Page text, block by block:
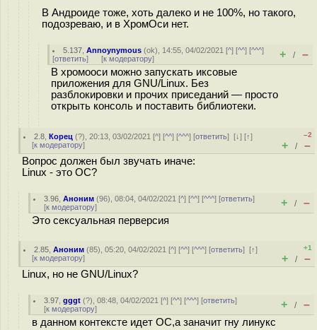
В Андроиде тоже, хоть далеко и не 100%, но такого,
подозреваю, и в ХромОси нет.
5.137 ,Annoynymous (ok), 14:55, 04/02/2021 [^] [^^] [^^^]
[ответить] [к модератору] + / –
В хромооси можно запускать иксовые
приложения для GNU/Linux. Без
разблокировки и прочих приседаний — просто
открыть консоль и поставить библиотеки.
2.8 ,Корец (?), 20:13, 03/02/2021 [^] [^^] [^^^] [ответить][↓] [↑]
[к модератору]
–2
+ / –
Вопрос должен был звучать иначе:
Linux - это ОС?
3.96 ,Аноним (96), 08:04, 04/02/2021 [^] [^^] [^^^] [ответить]
[к модератору] + / –
Это сексуальная перверсия
2.85 ,Аноним (85), 05:20, 04/02/2021 [^] [^^] [^^^] [ответить][↑]
[к модератору]
+1
+ / –
Linux, но не GNU/Linux?
3.97 ,gggt (?), 08:48, 04/02/2021 [^] [^^] [^^^] [ответить]
[к модератору] + / –
в данном контексте идет ОС,а заначит гну линукс